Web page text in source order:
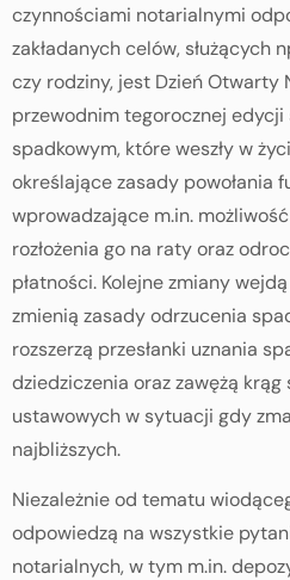
czynnościami notarialnymi
zakładanych celów, służących
czy rodziny, jest Dzień Otwarty
przewodnim tegorocznej
spadkowym, które weszły w
określające zasady powołania
wprowadzające m.in.
rozłożenia go na raty oraz
płatności. Kolejne zmiany
zmienią zasady odrzucenia
rozszerzą przesłanki uznania
dziedziczenia oraz zawężą
ustawowych w sytuacji gdy
najbliższych.
Niezależnie od tematu
odpowiedzą na wszystkie
notarialnych, w tym m.in.